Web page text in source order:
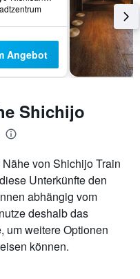
Angebot
Shichijo
von Shichijo Train
Unterkünfte den
abhängig vom
deshalb das
um weitere Optionen
können.